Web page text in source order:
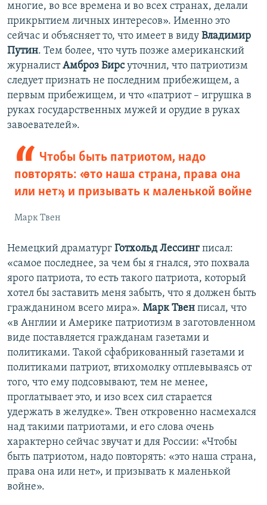
многие, во все времена и во всех странах, делали
прикрытием личных интересов». Именно это
сейчас и объясняет то, что имеет в виду Владимир
Путин. Тем более, что чуть позже американский
журналистАмброз Бирсуточнил, что патриотизм
следует признать не последним прибежищем, а
первым прибежищем, и что «патриот – игрушка в
руках государственных мужей и орудие в руках
завоевателей».
Чтобы быть патриотом, надо
повторять: «это наша страна, права она
или нет», и призывать к маленькой войне
Марк Твен
Немецкий драматург Готхольд Лессинг писал:
«самое последнее, за чем бы я гнался, это похвала
ярого патриота, то есть такого патриота, который
хотел бы заставить меня забыть, что я должен быть
гражданином всего мира». Марк Твен писал, что
«в Англии и Америке патриотизм в заготовленном
виде поставляется гражданам газетами и
политиками. Такой сфабрикованный газетами и
политиками патриот, втихомолку отплевываясь от
того, что ему подсовывают, тем не менее,
проглатывает это, и изо всех сил старается
удержать в желудке». Твен откровенно насмехался
над такими патриотами, и его слова очень
характерно сейчас звучат и для России: «Чтобы
быть патриотом, надо повторять: «это наша страна,
права она или нет», и призывать к маленькой
войне».